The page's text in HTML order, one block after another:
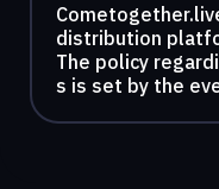
distribution
The policy
s is set by the